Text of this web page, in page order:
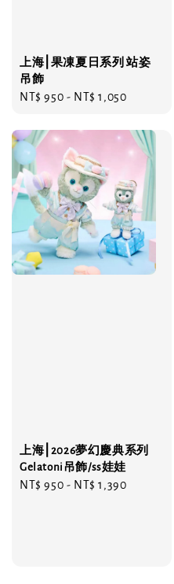
上海⎮果凍夏日系列 站姿
吊飾
Regular
NT$ 950 - NT$ 1,050
上海⎮2026夢幻慶典系列
Gelatoni吊飾/ss娃娃
Regular
NT$ 950 - NT$ 1,390